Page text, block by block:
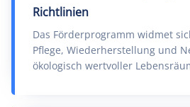
Richtlinien
Das Förderprogramm widmet
Pflege, Wiederherstellung und
ökologisch wertvoller